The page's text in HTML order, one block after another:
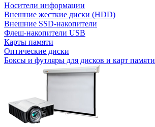
Носители информации
Внешние жесткие диски (HDD)
Внешние SSD-накопители
Флеш-накопители USB
Карты памяти
Оптические диски
Боксы и футляры для дисков и карт памяти